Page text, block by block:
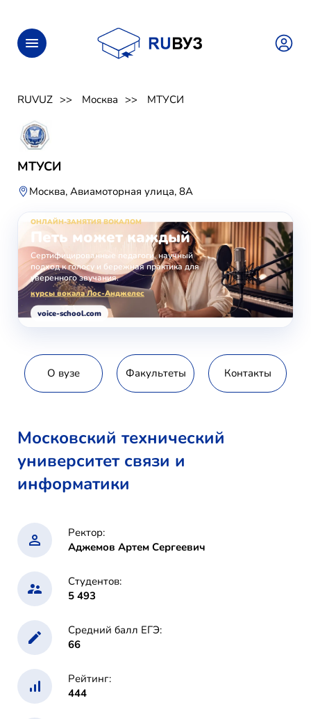
RUVUZ Москва МТУСИ
МТУСИ
Москва, Авиамоторная улица, 8А
ОНЛАЙН-ЗАНЯТИЯ ВОКАЛОМ
Петь может каждый
Сертифицированные педагоги, научный
подход к голосу и бережная практика для
уверенного звучания.
курсы вокала Лос-Анджелес
voice-school.com
О вузе Факультеты Контакты
Московский технический
университет связи и
информатики
Ректор:
Аджемов Артем Сергеевич
Студентов:
5 493
Средний балл ЕГЭ:
66
Рейтинг:
444